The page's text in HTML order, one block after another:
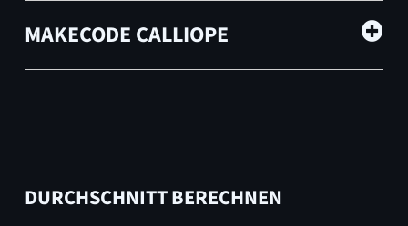
MAKECODE CALLIOPE
DURCHSCHNITT BERECHNEN